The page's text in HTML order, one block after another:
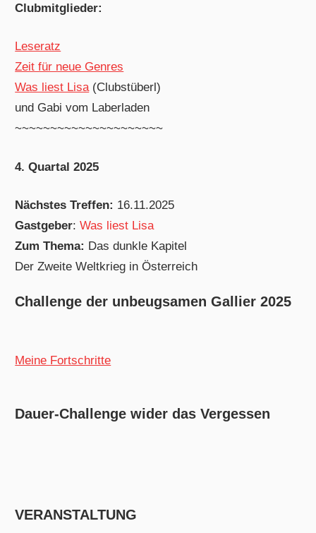
Clubmitglieder:
Leseratz
Zeit für neue Genres
Was liest Lisa(Clubstüberl)
und Gabi vom Laberladen
~~~~~~~~~~~~~~~~~~~~~
4. Quartal 2025
Nächstes Treffen: 16.11.2025
Gastgeber:Was liest Lisa
Zum Thema: Das dunkle Kapitel
Der Zweite Weltkrieg in Österreich
Challenge der unbeugsamen Gallier 2025
Meine Fortschritte
Dauer-Challenge wider das Vergessen
VERANSTALTUNG